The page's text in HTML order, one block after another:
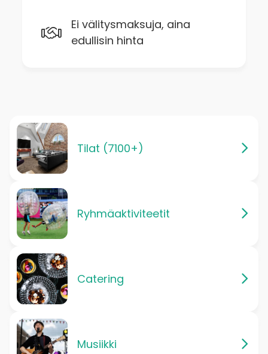
Ei välitysmaksuja, aina
edullisin hinta
Tilat (7100+)
Ryhmäaktiviteetit
Catering
Musiikki